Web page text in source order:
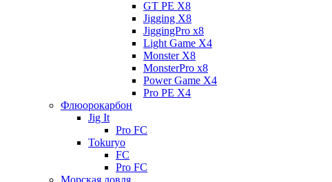
GT PE X8
Jigging X8
JiggingPro x8
Light Game X4
Monster X8
MonsterPro x8
Power Game X4
Pro PE X4
Флюорокарбон
Jig It
Pro FC
Tokuryo
FC
Pro FC
Морская ловля